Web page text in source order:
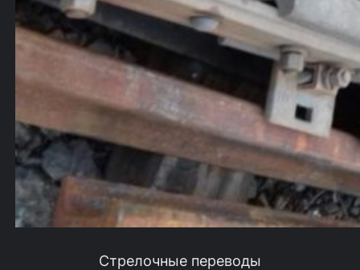
Стрелочные переводы